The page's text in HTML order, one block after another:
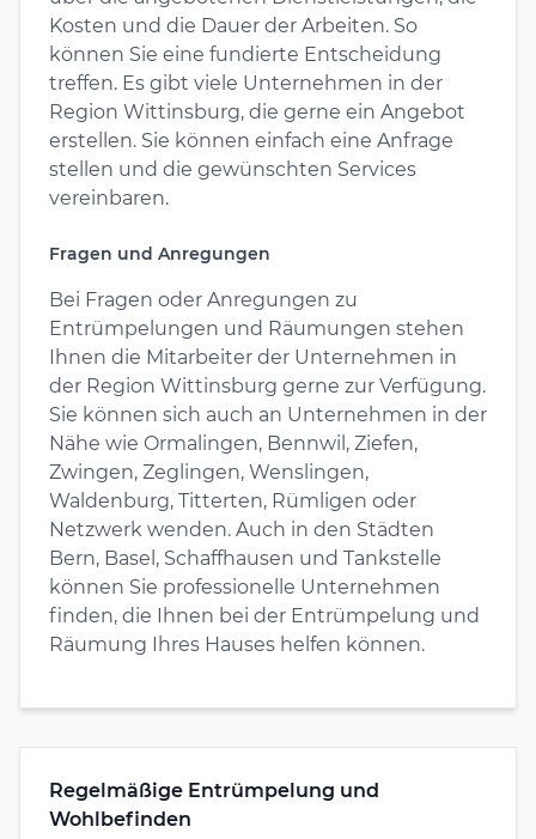
Kosten und die Dauer der Arbeiten. So
können Sie eine fundierte Entscheidung
treffen. Es gibt viele Unternehmen in der
Region Wittinsburg, die gerne ein Angebot
erstellen. Sie können einfach eine Anfrage
stellen und die gewünschten Services
vereinbaren.
Fragen und Anregungen
Bei Fragen oder Anregungen zu
Entrümpelungen und Räumungen stehen
Ihnen die Mitarbeiter der Unternehmen in
der Region Wittinsburg gerne zur Verfügung.
Sie können sich auch an Unternehmen in der
Nähe wie Ormalingen, Bennwil, Ziefen,
Zwingen, Zeglingen, Wenslingen,
Waldenburg, Titterten, Rümligen oder
Netzwerk wenden. Auch in den Städten
Bern, Basel, Schaffhausen und Tankstelle
können Sie professionelle Unternehmen
finden, die Ihnen bei der Entrümpelung und
Räumung Ihres Hauses helfen können.
Regelmäßige Entrümpelung und
Wohlbefinden